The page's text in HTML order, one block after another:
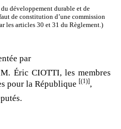
développement durable et de
de constitution d’une commission
les articles 30 et 31 du Règlement.)
par
Éric CIOTTI, les membres
pour la République
[(1)] ,